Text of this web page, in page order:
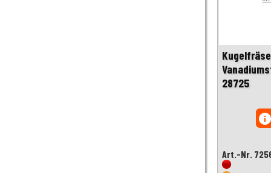
28725
Art.-Nr.